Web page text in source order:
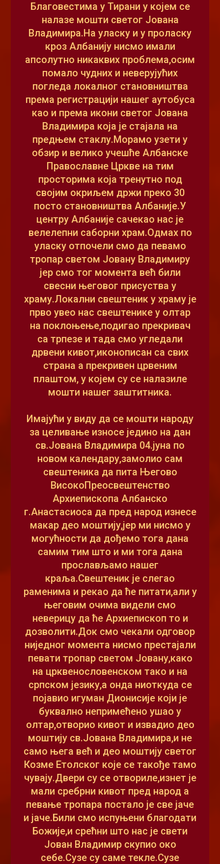
Благовестима у Тирани у којем се
налазе мошти светог Јована
Владимира.На уласку и у проласку
кроз Албанију нисмо имали
апсолутно никаквих проблема,осим
помало чудних и неверујућих
погледа локалног становништва
према регистрацији нашег аутобуса
као и према икони светог Јована
Владимира која је стајала на
предњем стаклу.Морамо узети у
обзир и велико учешће Албанске
Православне Цркве на тим
просторима која тренутно под
својим окриљем држи преко 30
посто становништва Албаније.У
центру Албаније сачекао нас је
велелепни саборни храм.Одмах по
уласку отпочели смо да певамо
тропар светом Јовану Владимиру
јер смо тог момента већ били
свесни његовог присуства у
храму.Локални свештеник у храму је
прво увео нас свештенике у олтар
на поклоњење,подигао прекривач
са трпезе и тада смо угледали
дрвени кивот,иконописан са свих
страна а прекривен црвеним
плаштом, у којем су се налазиле
мошти нашег заштитника.
Имајући у виду да се мошти народу
за целивање износе једино на дан
св.Јована Владимира 04.јуна по
новом календару,замолио сам
свештеника да пита Његово
ВисокоПреосвештенство
Архиепископа Албанско
г.Анастасиоса да пред народ изнесе
макар део моштију,јер ми нисмо у
могућности да дођемо тога дана
самим тим што и ми тога дана
прослављамо нашег
краља.Свештеник је слегао
раменима и рекао да ће питати,али у
његовим очима видели смо
неверицу да ће Архиепископ то и
дозволити.Док смо чекали одговор
ниједног момента нисмо престајали
певати тропар светом Јовану,како
на црквенословенском тако и на
српском језику,а онда ниоткуда се
појавио игуман Дионисије који је
буквално непримећено ушао у
олтар,отворио кивот и извадио део
моштију св.Јована Владимира,и не
само њега већ и део моштију светог
Козме Етолског које се такође тамо
чувају.Двери су се отвориле,изнет је
мали сребрни кивот пред народ а
певање тропара постало је све јаче
и јаче.Били смо испуњени благодати
Божије,и срећни што нас је свети
Јован Владимир скупио око
себе.Сузе су саме текле.Сузе